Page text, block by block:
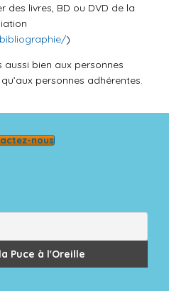
des livres, BD ou DVD de la
)
bien aux personnes
personnes adhérentes.
nous